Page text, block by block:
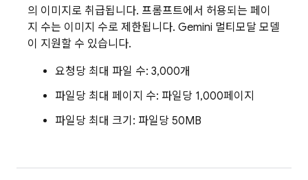
의 이미지로 취급됩니다. 프롬프트에서 허용되는 페이
지 수는 이미지 수로 제한됩니다. Gemini 멀티모달 모델
이 지원할 수 있습니다.
요청당 최대 파일 수: 3,000개
파일당 최대 페이지 수: 파일당 1,000페이지
파일당 최대 크기: 파일당 50MB